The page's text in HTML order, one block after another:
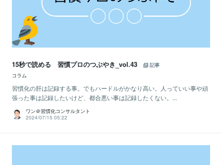
15秒で読める 習慣プロのつぶやき_vol.43
記事
コラム
習慣化の肝は記録する事。でもハードルがかなり高い。人っていい事や頑
張った事は記録したいけど、都合悪い事は記録したくない。...
ワン＠習慣化コンサルタント
2024/07/15 05:22